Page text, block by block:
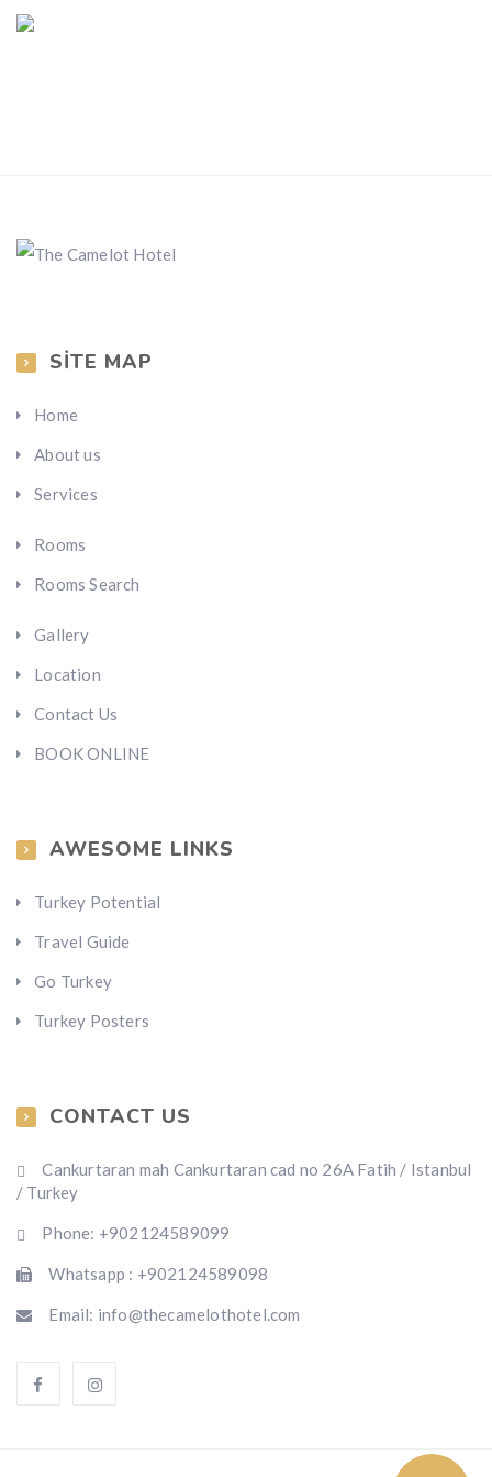
SITE MAP
Home
About us
Services
Rooms
Rooms Search
Gallery
Location
Contact Us
BOOK ONLINE
AWESOME LINKS
Turkey Potential
Travel Guide
Go Turkey
Turkey Posters
CONTACT US
Cankurtaran mah Cankurtaran cad no 26A Fatih / Istanbul
/ Turkey
Phone: +902124589099
Whatsapp : +902124589098
Email: info@thecamelothotel.com